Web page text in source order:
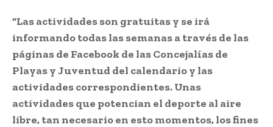
“Las actividades son gratuitas y se irá
informando todas las semanas a través de las
páginas de Facebook de las Concejalías de
Playas y Juventud del calendario y las
actividades correspondientes. Unas
actividades que potencian el deporte al aire
libre, tan necesario en esto momentos, los fines